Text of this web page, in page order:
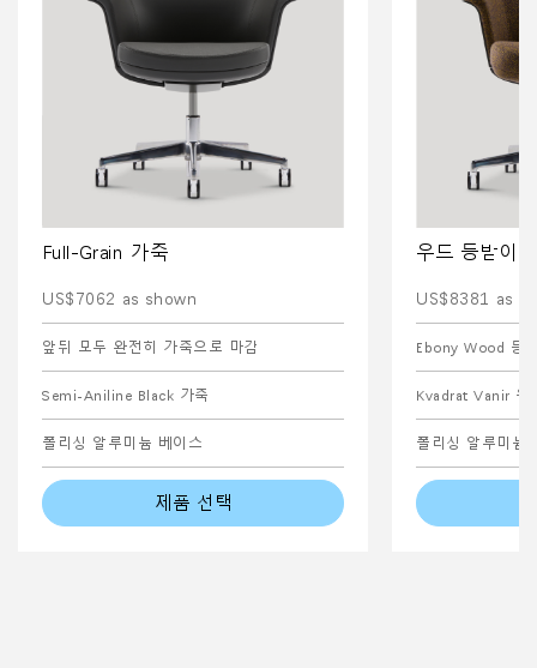
Full-Grain 가죽
US$7062 as shown
앞뒤 모두 완전히 가죽으로 마감
Semi-Aniline Black 가죽
폴리싱 알루미늄 베이스
제품 선택
우드 등받이
US$8381 as
Ebony Wood 등
Kvadrat Vanir 원
폴리싱 알루미늄